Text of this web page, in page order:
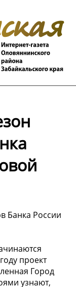
Банка России
проект
Город
узнают,